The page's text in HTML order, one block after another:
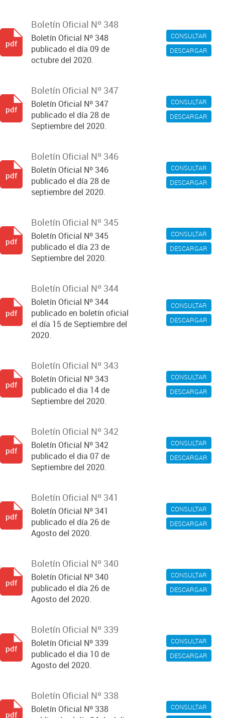
CONSULTAR
DESCARGAR
Boletín Oficial Nº 348
Boletín Oficial Nº 348
publicado el día 09 de
octubre del 2020.
pdf
CONSULTAR
DESCARGAR
Boletín Oficial Nº 347
Boletín Oficial Nº 347
publicado el día 28 de
Septiembre del 2020.
pdf
CONSULTAR
DESCARGAR
Boletín Oficial Nº 346
Boletín Oficial Nº 346
publicado el día 28 de
septiembre del 2020.
pdf
CONSULTAR
DESCARGAR
Boletín Oficial Nº 345
Boletín Oficial Nº 345
publicado el día 23 de
Septiembre del 2020.
pdf
CONSULTAR
DESCARGAR
Boletín Oficial Nº 344
Boletín Oficial Nº 344
publicado en boletín oficial
el día 15 de Septiembre del
2020.
pdf
CONSULTAR
DESCARGAR
Boletín Oficial Nº 343
Boletín Oficial Nº 343
publicado el dia 14 de
Septiembre del 2020.
pdf
CONSULTAR
DESCARGAR
Boletín Oficial Nº 342
Boletín Oficial Nº 342
publicado el dia 07 de
Septiembre del 2020.
pdf
CONSULTAR
DESCARGAR
Boletín Oficial Nº 341
Boletín Oficial Nº 341
publicado el día 26 de
Agosto del 2020.
pdf
CONSULTAR
DESCARGAR
Boletín Oficial Nº 340
Boletín Oficial Nº 340
publicado el día 26 de
Agosto del 2020.
pdf
CONSULTAR
DESCARGAR
Boletín Oficial Nº 339
Boletín Oficial Nº 339
publicado el dia 10 de
Agosto del 2020.
pdf
CONSULTAR
Boletín Oficial Nº 338
Boletín Oficial Nº 338
pdf